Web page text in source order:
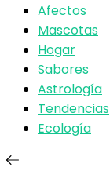
Afectos
Mascotas
Hogar
Sabores
Astrología
Tendencias
Ecología